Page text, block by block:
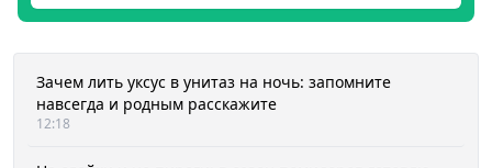
Зачем лить уксус в унитаз на ночь: запомните
навсегда и родным расскажите
12:18